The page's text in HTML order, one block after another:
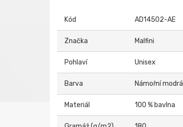
Kód AD14502-AE
Značka Malfini
Pohlaví Unisex
Barva Námořní modrá
Materiál 100 % bavlna